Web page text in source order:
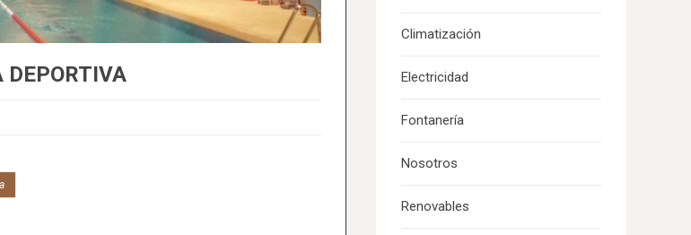
Climatización
Electricidad
Fontanería
Nosotros
Renovables